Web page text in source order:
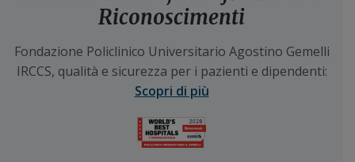
Riconoscimenti
Fondazione Policlinico Universitario Agostino Gemelli
IRCCS, qualità e sicurezza per i pazienti e dipendenti:
Scopri di più